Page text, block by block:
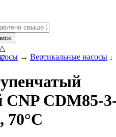
△
→ Вертикальные насосы ↓
CDM85-
70°С